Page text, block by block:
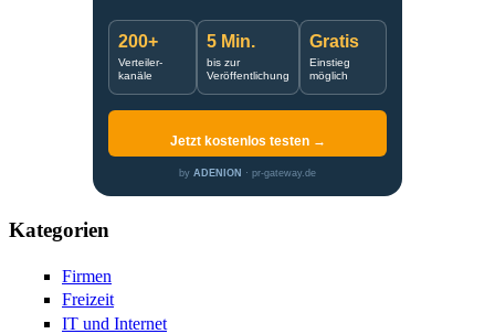
200+
Verteiler-
kanäle
5 Min.
bis zur
Veröffentlichung
Gratis
Einstieg
möglich
Jetzt kostenlos testen →
by ADENION · pr-gateway.de
Kategorien
Firmen
Freizeit
IT und Internet